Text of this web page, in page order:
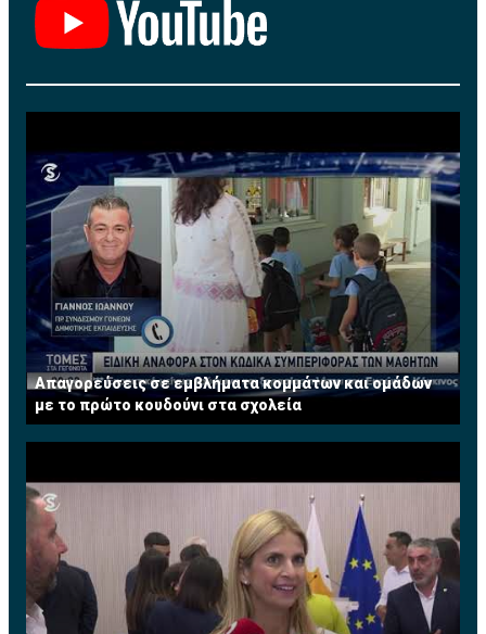
στοχεύουν στη δυναμική ανάπτυξη και επέκταση του
Ομίλου στο διεθνές στερέωμα.
Ο Διευθυντής της Leptos Estates κος. Παντελής
προβολής και ανάδειξης όχι μόνο της εταιρείας μας
αλλά και του νησιού μας γενικότερα σε μια περίοδο
δύσκολη για τον τομέα ανάπτυξης Γης και Περιουσιών,
προσπαθώντας να ανακτήσουμε τόσο τις παλιές αλλά
και να δημιουργήσουμε επίσης νέες αγορές. Όπως έχει
προγραμματίσει η Εταιρεία μας για φέτος θα
συμμετάσχει σ’όλες τις μεγάλες κτηματικές εκθέσεις
αλλά θα οργανώσουμε και δικές μας εκθέσεις και
σεμινάρια ανά το παγκόσμιο".
Απαγορεύσεις σε εμβλήματα κομμάτων και ομάδων
με το πρώτο κουδούνι στα σχολεία